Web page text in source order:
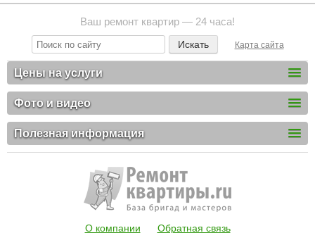
Ваш ремонт квартир — 24 часа!
Карта сайта
Цены на услуги
Фото и видео
Полезная информация
О компании Обратная связь